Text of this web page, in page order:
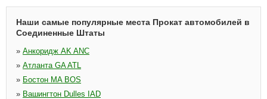
Наши самые популярные места Прокат автомобилей в
Соединенные Штаты
» Анкоридж AK ANC
» Атланта GA ATL
» Бостон MA BOS
» Вашингтон Dulles IAD